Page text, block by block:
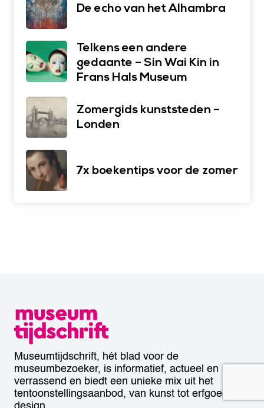
De echo van het Alhambra
Telkens een andere
gedaante – Sin Wai Kin in
Frans Hals Museum
Zomergids kunststeden –
Londen
7x boekentips voor de zomer
Museumtijdschrift, hét blad voor de
museumbezoeker, is informatief, actueel en
verrassend en biedt een unieke mix uit het
tentoonstellingsaanbod, van kunst tot erfgoed en